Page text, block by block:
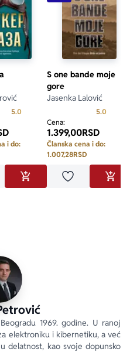
5.0 Prosecna ocena je 5.0 od 5
i do:
u omiljene
DODAJ U KORPU
S one bande moje
gore
Jasenka Lalović
5.0
Cena:
1.399,00RSD
Članska cena i do:
1.007,28RSD
Dodaj u
1969. godine. U ranoj
elektroniku i kibernetiku, a već
delatnost, kao svoje dopunsko